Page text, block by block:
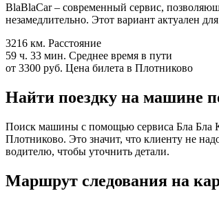
BlaBlaCar – современный сервис,
незамедлительно. Этот вариант актуален
3216 км. Расстояние
59 ч. 33 мин. Среднее время в пути
от 3300 руб. Цена билета в Плотниково
Найти поездку на машине
Поиск машины с помощью сервиса Бла Бла
Плотниково. Это значит, что клиенту не
водителю, чтобы уточнить детали.
Маршрут следования на